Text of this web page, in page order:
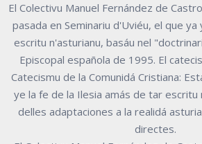
El Colectivu Manuel Fernández de
pasada en Seminariu d'Uviéu, el que
escritu n'asturianu, basáu nel
Episcopal española de 1995. El
Catecismu de la Comunidá Cristiana:
ye la fe de la Ilesia amás de tar escritu
delles adaptaciones a la realidá
directes.